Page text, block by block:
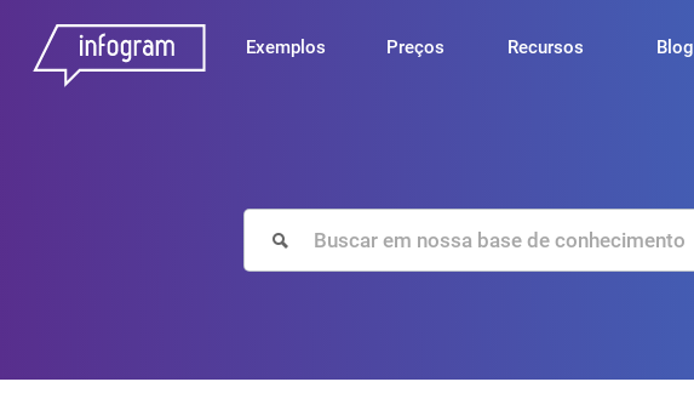
Exemplos Preços Recursos Blog